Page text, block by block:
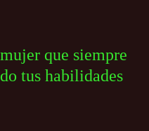
tus habilidades